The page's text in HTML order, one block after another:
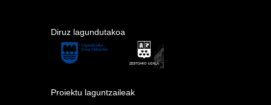
Diruz lagundutakoa
Proiektu laguntzaileak